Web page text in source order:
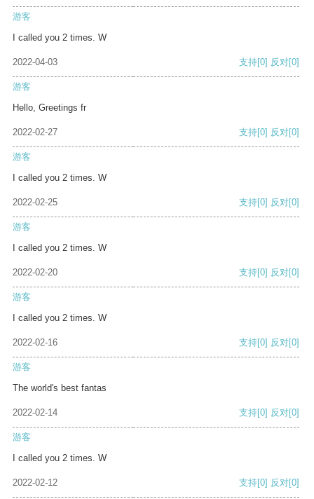
游客
I called you 2 times. W
2022-04-03 支持[0] 反对[0]
游客
Hello, Greetings fr
2022-02-27 支持[0] 反对[0]
游客
I called you 2 times. W
2022-02-25 支持[0] 反对[0]
游客
I called you 2 times. W
2022-02-20 支持[0] 反对[0]
游客
I called you 2 times. W
2022-02-16 支持[0] 反对[0]
游客
The world's best fantas
2022-02-14 支持[0] 反对[0]
游客
I called you 2 times. W
2022-02-12 支持[0] 反对[0]